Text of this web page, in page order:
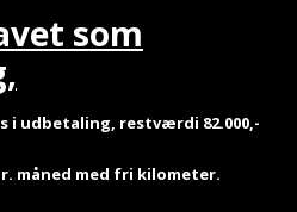
som
i udbetaling, restværdi 82.000,-
måned med fri kilometer.